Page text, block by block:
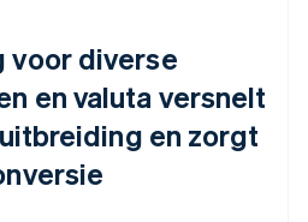
voor diverse
en valuta versnelt
en zorgt